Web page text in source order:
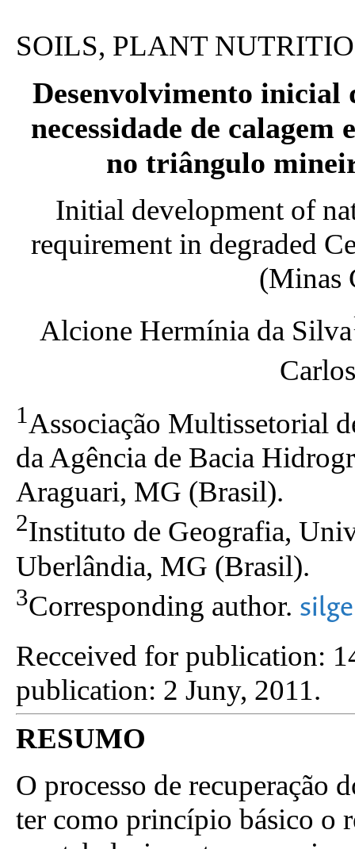
SOILS, PLANT
Desenvolvimento inicial
necessidade de
no triângulo
Initial development of
requirement in degraded
(Minas
Alcione Hermínia da Silva
1Associação Multissetorial
da Agência de Bacia
Araguari, MG (Brasil).
2Instituto de Geografia,
Uberlândia, MG (Brasil).
3Corresponding author.
Recceived for publication:
publication: 2 Juny, 2011.
RESUMO
O processo de recuperação
ter como princípio básico o